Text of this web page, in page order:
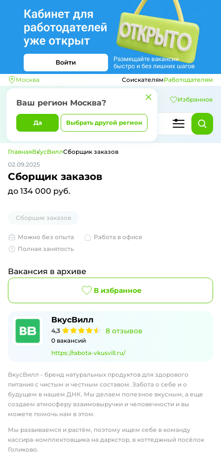
Москва
Ваш регион Москва?
Да Выбрать другой регион
СоискателямРаботодателям
Избранное
ГлавнаяВкусВиллСборщик заказов
02.09.2025
Сборщик заказов
до 134 000 руб.
Сборщик заказов
Можно без опыта
Работа в офисе
Полная занятость
Вакансия в архиве
В избранное
ВкусВилл
4,3 8 отзывов
0 вакансий
https://rabota-vkusvill.ru/
ВкусВилл - бренд натуральных продуктов для здорового
питания с чистым и честным составом. Забота о себе и о
будущем в нашем ДНК. Мы делаем полезное вкусным, а еще
создаем атмосферу взаимовыручки и человечности и вы
можете помочь нам в этом.
Мы развиваемся и растём, поэтому ищем себе в команду
кассира-комплектовщика на даркстор, в коттеджный посёлок
Голиково.